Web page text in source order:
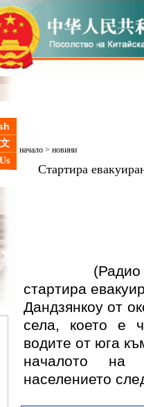
начало> новини
Стартира
(Радио
стартира
Дандзянкоу от
села, което е
водите от юга
началото на
населението